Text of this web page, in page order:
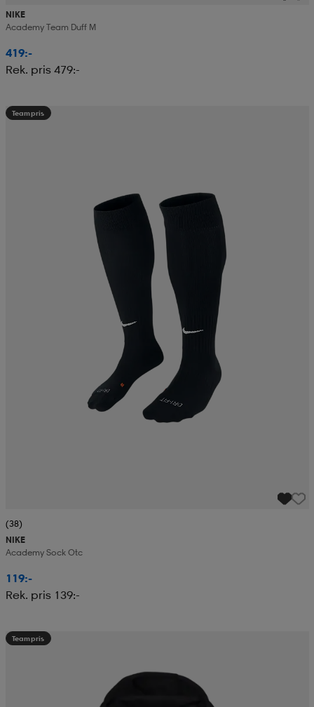
NIKE
Academy Team Duff M
419:-
Rek. pris 479:-
Teampris
(38)
NIKE
Academy Sock Otc
119:-
Rek. pris 139:-
Teampris